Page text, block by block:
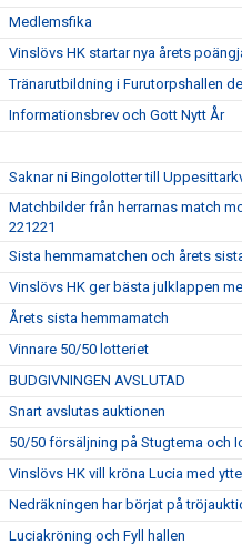
Medlemsfika
Vinslövs HK startar nya årets
Tränarutbildning i Furutorpshallen
Informationsbrev och Gott Nytt År
Saknar ni Bingolotter till
Matchbilder från herrarnas match
221221
Sista hemmamatchen och årets
Vinslövs HK ger bästa julklappen
Årets sista hemmamatch
Vinnare 50/50 lotteriet
BUDGIVNINGEN AVSLUTAD
Snart avslutas auktionen
50/50 försäljning på Stugtema och
Vinslövs HK vill kröna Lucia med
Nedräkningen har börjat på
Luciakröning och Fyll hallen